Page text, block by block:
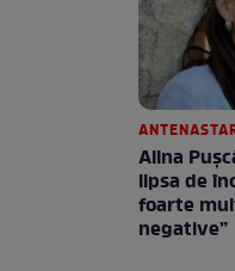
Alina
lipsa de
foarte
negative”